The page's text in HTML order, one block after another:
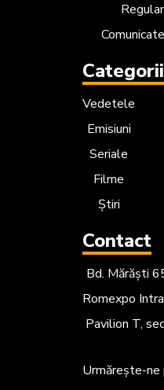
Categorii
Vedetele
Emisiuni
Seriale
Filme
Știri
Contact
Bd. Mărăști
Romexpo
Pavilion T,
Urmărește-ne